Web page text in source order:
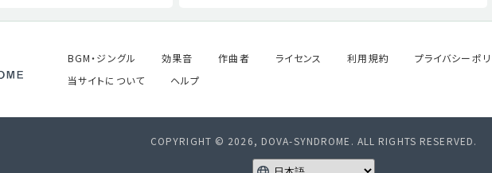
BGM・ジングル 効果音 作曲者 ライセンス 利用規約 プライバシーポ
当サイトについて
ヘルプ
COPYRIGHT © 2026, DOVA-SYNDROME. ALL RIGHTS RESERVED.